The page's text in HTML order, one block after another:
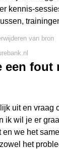
kennis-
van bron
een fout
uit en vraag
ik wil je er
en we het
het